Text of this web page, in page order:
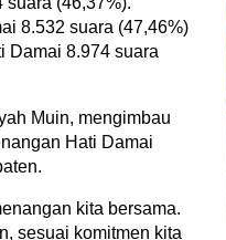
8.532 suara (47,46%)
Damai 8.974 suara
Muin, mengimbau
Hati Damai
kita bersama.
sesuai komitmen kita